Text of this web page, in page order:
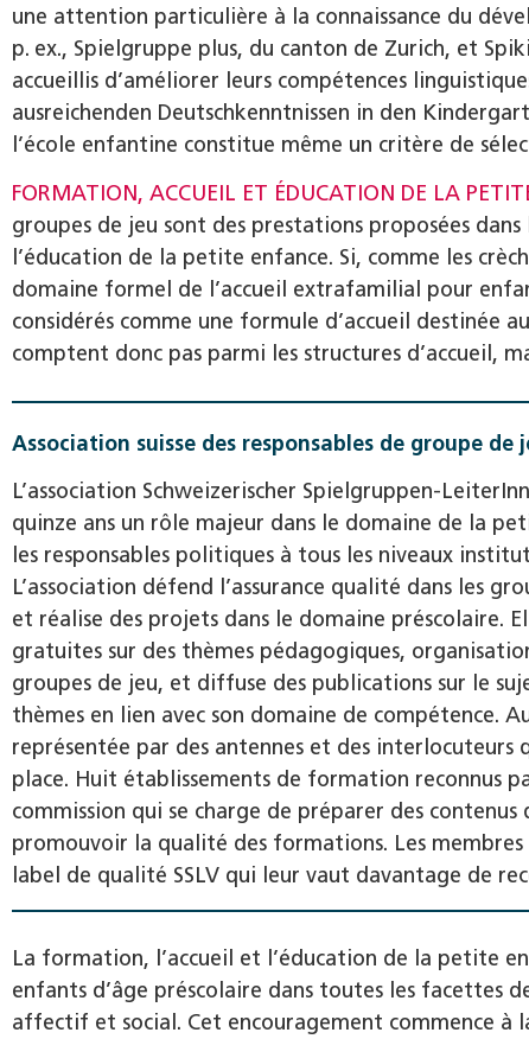
une attention particulière à la connaissance du
p. ex., Spielgruppe plus, du canton de Zurich, et
accueillis d’améliorer leurs compétences
ausreichenden Deutschkenntnissen in den
l’école enfantine constitue même un critère de
FORMATION, ACCUEIL ET ÉDUCATION DE LA
groupes de jeu sont des prestations proposées
l’éducation de la petite enfance. Si, comme les
domaine formel de l’accueil extrafamilial pour
considérés comme une formule d’accueil destinée
comptent donc pas parmi les structures d’accueil,
Association suisse des responsables de groupe de
L’association Schweizerischer Spielgruppen-
quinze ans un rôle majeur dans le domaine de la
les responsables politiques à tous les niveaux
L’association défend l’assurance qualité dans les
et réalise des projets dans le domaine préscolaire.
gratuites sur des thèmes pédagogiques,
groupes de jeu, et diffuse des publications sur le
thèmes en lien avec son domaine de compétence.
représentée par des antennes et des
place. Huit établissements de formation reconnus
commission qui se charge de préparer des
promouvoir la qualité des formations. Les
label de qualité SSLV qui leur vaut davantage de
La formation, l’accueil et l’éducation de la petite
enfants d’âge préscolaire dans toutes les facettes
affectif et social. Cet encouragement commence à